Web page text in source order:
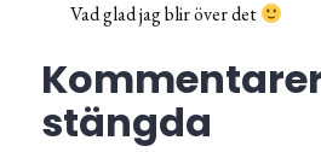
Vad glad jag blir över det
stängda